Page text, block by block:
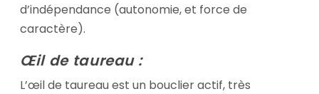
d’indépendance (autonomie, et force de
caractère).
Œil de taureau :
L’œil de taureau est un bouclier actif, très